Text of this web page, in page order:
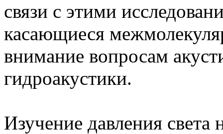
связи с этими
касающиеся
внимание вопросам
гидроакустики.
Изучение давления света